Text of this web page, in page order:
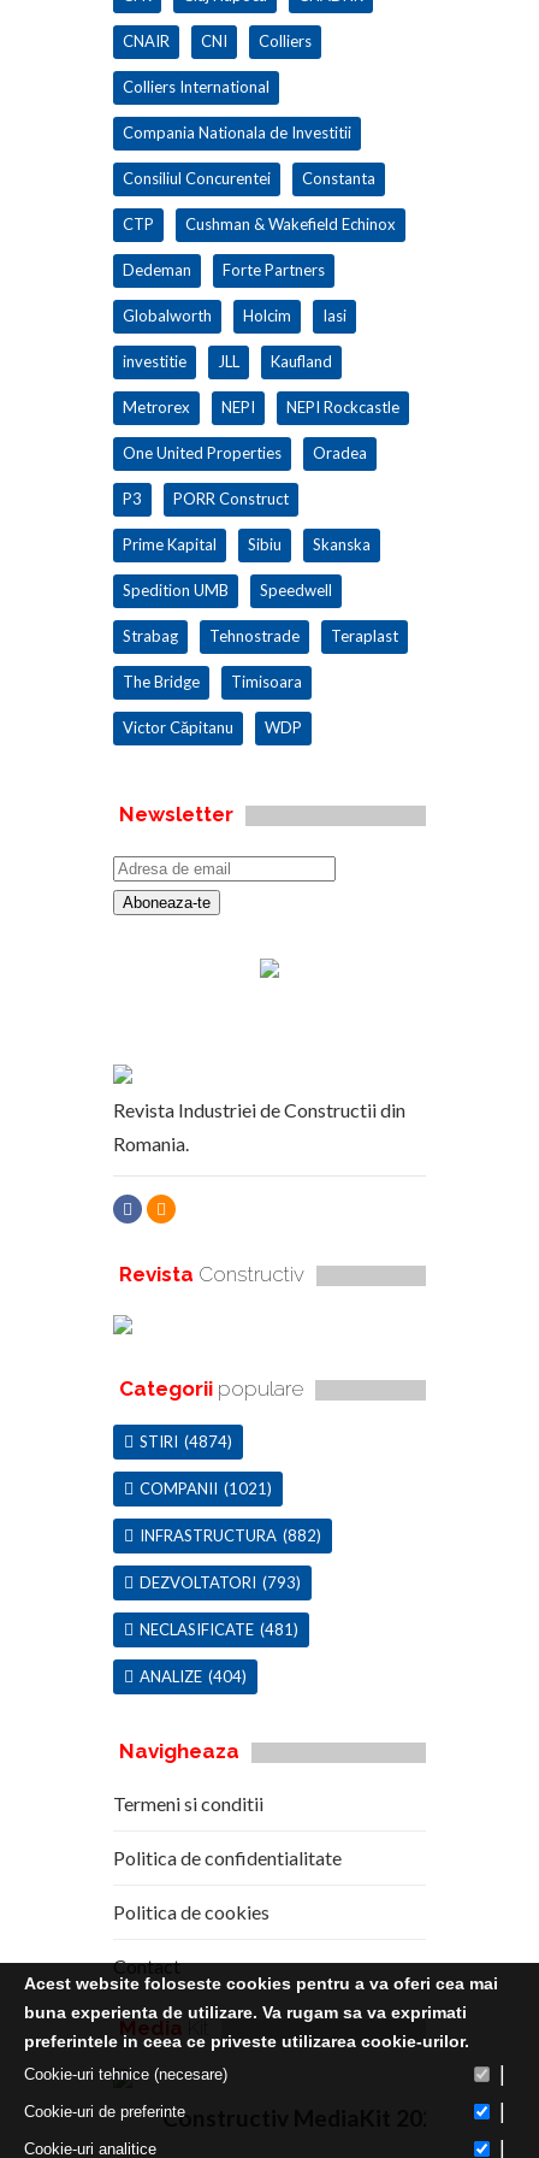
CNAIR CNI Colliers
Colliers International
Compania Nationala de Investitii
Consiliul Concurentei Constanta
CTP Cushman & Wakefield Echinox
Dedeman Forte Partners
Globalworth Holcim Iasi
investitie JLL Kaufland
Metrorex NEPI NEPI Rockcastle
One United Properties Oradea
P3 PORR Construct
Prime Kapital Sibiu Skanska
Spedition UMB Speedwell
Strabag Tehnostrade Teraplast
The Bridge Timisoara
Victor Căpitanu WDP
Newsletter
Revista Industriei de Constructii din
Romania.
Revista Constructiv
Categorii populare
STIRI (4874)
COMPANII (1021)
INFRASTRUCTURA (882)
DEZVOLTATORI (793)
NECLASIFICATE (481)
ANALIZE (404)
Navigheaza
Termeni si conditii
Politica de confidentialitate
Politica de cookies
Contact
Media
Constructiv MediaKit 2020
Acest website foloseste cookies pentru a va oferi cea mai
buna experienta de utilizare. Va rugam sa va exprimati
preferintele in ceea ce priveste utilizarea cookie-urilor.
Cookie-uri tehnice (necesare)
Cookie-uri de preferinte
Cookie-uri analitice